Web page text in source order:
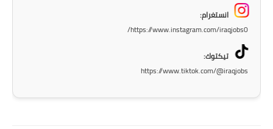
انستغرام:
https://www.instagram.com/iraqjobs0/
تيكتوك:
https://www.tiktok.com/@iraqjobs